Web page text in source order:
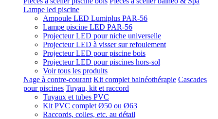
Lampe led piscine
Ampoule LED Lumiplus PAR-56
Lampe piscine LED PAR-56
Projecteur LED pour niche universelle
Projecteur LED à visser sur refoulement
Projecteur LED pour piscine bois
Projecteur LED pour piscines hors-sol
Voir tous les produits
Nage à contre-courant Kit complet balnéothérapie Cascades
pour piscines Tuyau, kit et raccord
Tuyaux et tubes PVC
Kit PVC complet Ø50 ou Ø63
Raccords, colles, etc. au détail